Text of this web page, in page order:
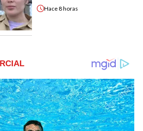
Hace8 horas